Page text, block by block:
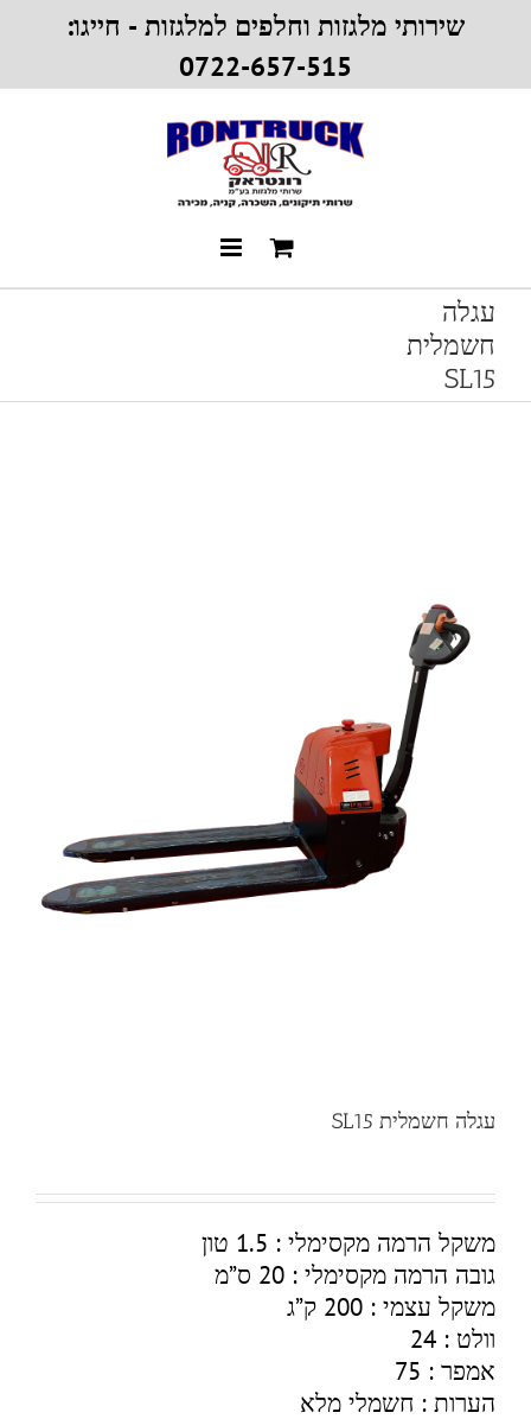
שירותי מלגזות וחלפים למלגזות - חייגו:
0722-657-515
עגלה
חשמלית
SL15
עגלה חשמלית SL15
משקל הרמה מקסימלי : 1.5 טון
גובה הרמה מקסימלי : 20 ס”מ
משקל עצמי : 200 ק”ג
וולט : 24
אמפר : 75
הערות : חשמלי מלא